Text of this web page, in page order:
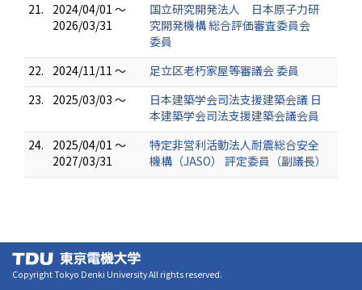
21.
2024/04/01 ～
2026/03/31
国立研究開発法人 日本原子力研
究開発機構 総合評価審査委員会
委員
22.
2024/11/11 ～
足立区老朽家屋等審議会 委員
23.
2025/03/03 ～
日本建築学会司法支援建築会議 日
本建築学会司法支援建築会議会員
24.
2025/04/01 ～
2027/03/31
特定非営利活動法人耐震総合安全
機構（JASO） 評定委員（副議長）
Copyright Tokyo Denki University All rights reserved.